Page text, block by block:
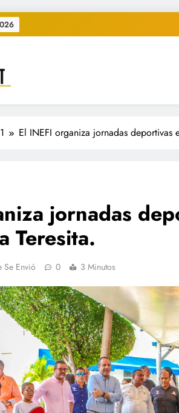
DIA • "Periodico
#deportealdiard
El INEFI organiza jornadas deportivas
jornadas
Teresita.
Se Envió 0 3 Minutos